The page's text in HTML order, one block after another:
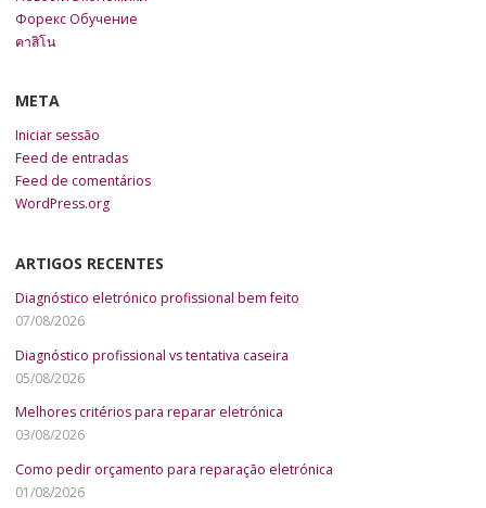
Форекс Обучение
คาสิโน
META
Iniciar sessão
Feed de entradas
Feed de comentários
WordPress.org
ARTIGOS RECENTES
Diagnóstico eletrónico profissional bem feito
07/08/2026
Diagnóstico profissional vs tentativa caseira
05/08/2026
Melhores critérios para reparar eletrónica
03/08/2026
Como pedir orçamento para reparação eletrónica
01/08/2026